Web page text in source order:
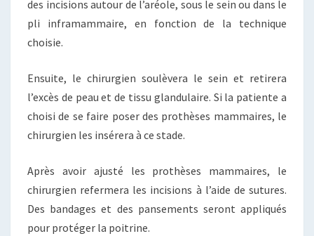
des incisions autour de l’aréole, sous le sein ou dans le
pli inframammaire, en fonction de la technique
choisie.
Ensuite, le chirurgien soulèvera le sein et retirera
l’excès de peau et de tissu glandulaire. Si la patiente a
choisi de se faire poser des prothèses mammaires, le
chirurgien les insérera à ce stade.
Après avoir ajusté les prothèses mammaires, le
chirurgien refermera les incisions à l’aide de sutures.
Des bandages et des pansements seront appliqués
pour protéger la poitrine.